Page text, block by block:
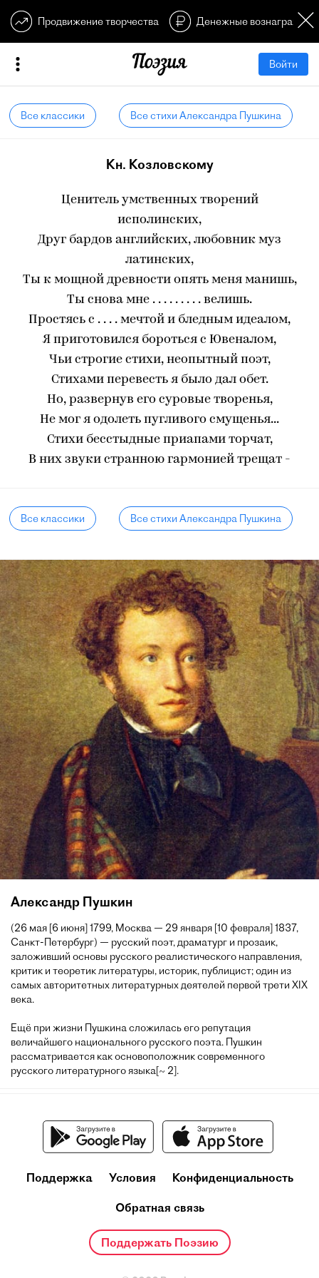
Продвижение творчества Денежные
Войти
Все классики Все стихи Александра Пушкина
Кн. Козловскому
Ценитель умственных творений
исполинских,
Друг бардов английских, любовник муз
латинских,
Ты к мощной древности опять меня манишь,
Ты снова мне . . . . . . . . . велишь.
Простясь с . . . . мечтой и бледным идеалом,
Я приготовился бороться с Ювеналом,
Чьи строгие стихи, неопытный поэт,
Стихами перевесть я было дал обет.
Но, развернув его суровые творенья,
Не мог я одолеть пугливого смущенья...
Стихи бесстыдные приапами торчат,
В них звуки странною гармонией трещат -
Все классики Все стихи Александра Пушкина
Александр Пушкин
(26 мая [6 июня] 1799, Москва — 29 января [10 февраля] 1837,
Санкт-Петербург) — русский поэт, драматург и прозаик,
заложивший основы русского реалистического направления,
критик и теоретик литературы, историк, публицист; один из
самых авторитетных литературных деятелей первой трети XIX
века.
Ещё при жизни Пушкина сложилась его репутация
величайшего национального русского поэта. Пушкин
рассматривается как основоположник современного
русского литературного языка[~ 2].
Поддержка Условия Конфиденциальность
Обратная связь
Поддержать Поэзию